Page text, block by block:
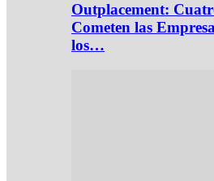
Outplacement:
Cometen las
los…